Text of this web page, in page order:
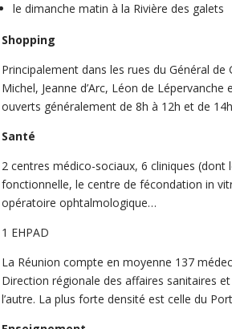
le dimanche matin à la Rivière des galets
Shopping
Principalement dans les rues du Général
Michel, Jeanne d’Arc, Léon de
ouverts généralement de 8h à 12h et de
Santé
2 centres médico-sociaux, 6 cliniques
fonctionnelle, le centre de fécondation in
opératoire ophtalmologique…
1 EHPAD
La Réunion compte en moyenne 137
Direction régionale des affaires sanitaires
l’autre. La plus forte densité est celle du